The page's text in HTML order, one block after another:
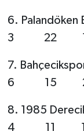
6.
3 22
7.
6 15
8. 1985
4 11